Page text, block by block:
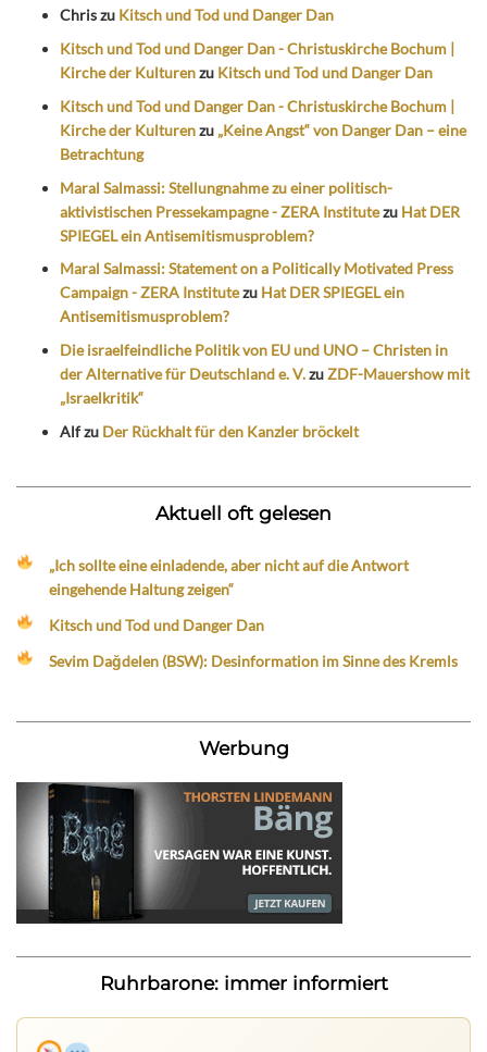
Chriszu Kitsch und Tod und Danger Dan
Kitsch und Tod und Danger Dan - Christuskirche Bochum |
Kirche der Kulturenzu Kitsch und Tod und Danger Dan
Kitsch und Tod und Danger Dan - Christuskirche Bochum |
Kirche der Kulturenzu „Keine Angst“ von Danger Dan – eine
Betrachtung
Maral Salmassi: Stellungnahme zu einer politisch-
aktivistischen Pressekampagne - ZERA Institutezu Hat DER
SPIEGEL ein Antisemitismusproblem?
Maral Salmassi: Statement on a Politically Motivated Press
Campaign - ZERA Institutezu Hat DER SPIEGEL ein
Antisemitismusproblem?
Die israelfeindliche Politik von EU und UNO – Christen in
der Alternative für Deutschland e. V.zuZDF-Mauershow mit
„Israelkritik“
Alfzu Der Rückhalt für den Kanzler bröckelt
Aktuell oft gelesen
„Ich sollte eine einladende, aber nicht auf die Antwort
eingehende Haltung zeigen“
Kitsch und Tod und Danger Dan
Sevim Dağdelen (BSW): Desinformation im Sinne des Kremls
Werbung
Ruhrbarone: immer informiert